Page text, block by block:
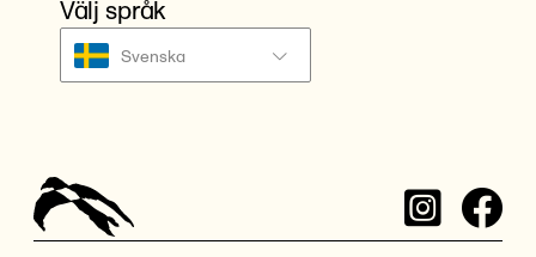
Välj språk
Svenska